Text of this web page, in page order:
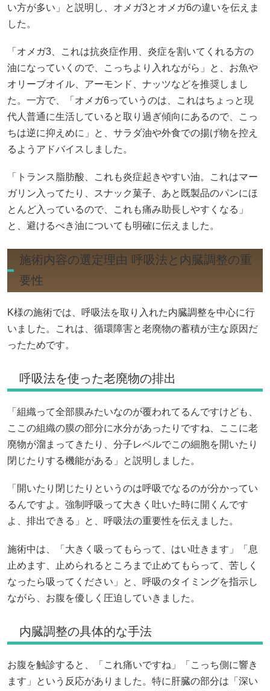
い方が多い」と説明し、オメガ3とオメガ6の違いを伝えま
した。
「オメガ3、これは抗炎症作用、炎症を割いてくれる方の
油になっていくので、こっちより入れながら」と、お魚や
オリーブオイル、アーモンド、ナッツなどを推奨しまし
た。一方で、「オメガ6っていうのは、これはちょっと現
代人普通に生活していると取り過ぎ傾向にあるので、こっ
ちは逆に抑えめに」と、サラダ油や外食での揚げ物を控え
るようアドバイスしました。
「トランス脂肪酸、これも炎症起きやすい油。これはマー
ガリン入ってたり、スナック菓子、あと既製品のパンにほ
とんど入っているので、これも痛み助長しやすくなる」
と、避けるべき油についても明確に伝えました。
施術内容の選定理由 呼吸法と内臓調整の重
要性
K様の施術では、呼吸法を取り入れた内臓調整を中心に行
いました。これは、循環障害と老廃物の蓄積が主な原因だ
ったためです。
呼吸法を使った老廃物の排出
「組織って全部膜みたいなのが覆われてるんですけども、
ここの組織の膜の部分に水分があったりですね、ここに老
廃物が溜まってきたり、分子レベルでこの細胞を開いたり
閉じたりする機能がある」と説明しました。
「開いたり閉じたりというのは呼吸でなるのが分かってい
るんですよ。強制呼吸って大きく吐いた時に開くんです
よ、排出できる」と、呼吸法の重要性を伝えました。
施術中は、「大きく吸ってもらって、はい吐きます」「息
止めます、止められるところまで止めてもらって、苦しく
なったら吸ってください」と、呼吸のタイミングを指示し
ながら、お腹を優しく圧迫していきました。
内臓調整の具体的な手法
お腹を触診すると、「これ痛いですね」「こっち側に響き
ます」という反応がありました。特に肝臓の部分は「深い